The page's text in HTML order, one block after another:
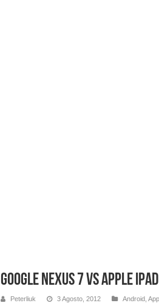
Google Nexus 7 VS Apple
Peterliuk 3 Agosto, 2012 Android,